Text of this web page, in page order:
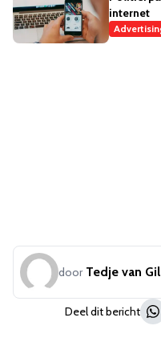
internet
door Tedje van
Deel dit bericht